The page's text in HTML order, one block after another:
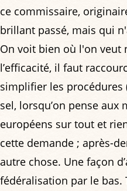
ce commissaire,
brillant passé, mais qui
On voit bien où l'on veut
l’efficacité, il faut
simplifier les procédures
sel, lorsqu’on pense aux
européens sur tout et
cette demande ; après-
autre chose. Une façon
fédéralisation par le bas.